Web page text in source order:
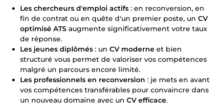
Les chercheurs d'emploi actifs : en reconversion, en
fin de contrat ou en quête d'un premier poste, un CV
optimisé ATS augmente significativement votre taux
de réponse.
Les jeunes diplômés : un CV moderne et bien
structuré vous permet de valoriser vos compétences
malgré un parcours encore limité.
Les professionnels en reconversion : je mets en avant
vos compétences transférables pour convaincre dans
un nouveau domaine avec un CV efficace.